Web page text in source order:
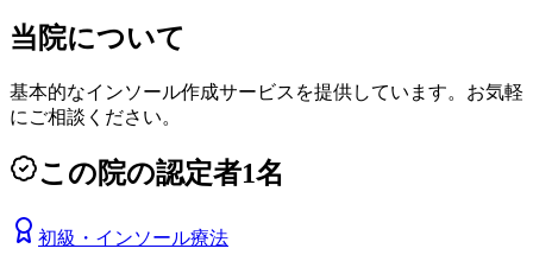
当院について
基本的なインソール作成サービスを提供しています。お気軽
にご相談ください。
この院の認定者1名
初級 ・ インソール療法